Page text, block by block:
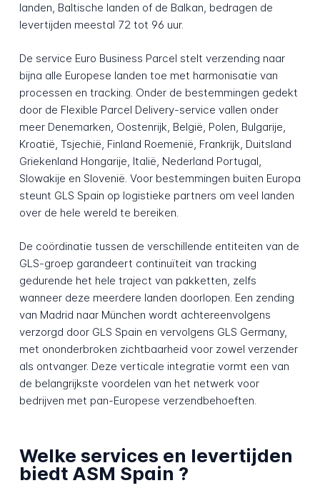
landen, Baltische landen of de Balkan, bedragen de
levertijden meestal 72 tot 96 uur.
De service Euro Business Parcel stelt verzending naar
bijna alle Europese landen toe met harmonisatie van
processen en tracking. Onder de bestemmingen gedekt
door de Flexible Parcel Delivery-service vallen onder
meer Denemarken, Oostenrijk, België, Polen, Bulgarije,
Kroatië, Tsjechië, Finland Roemenië, Frankrijk, Duitsland
Griekenland Hongarije, Italië, Nederland Portugal,
Slowakije en Slovenië. Voor bestemmingen buiten Europa
steunt GLS Spain op logistieke partners om veel landen
over de hele wereld te bereiken.
De coördinatie tussen de verschillende entiteiten van de
GLS-groep garandeert continuïteit van tracking
gedurende het hele traject van pakketten, zelfs
wanneer deze meerdere landen doorlopen. Een zending
van Madrid naar München wordt achtereenvolgens
verzorgd door GLS Spain en vervolgens GLS Germany,
met ononderbroken zichtbaarheid voor zowel verzender
als ontvanger. Deze verticale integratie vormt een van
de belangrijkste voordelen van het netwerk voor
bedrijven met pan-Europese verzendbehoeften.
Welke services en levertijden
biedt ASM Spain ?